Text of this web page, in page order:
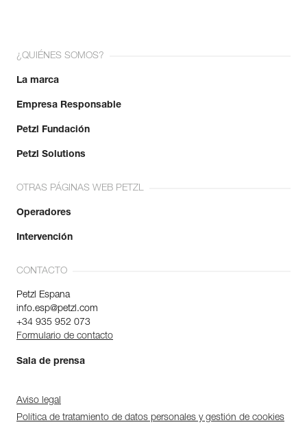
¿QUIÉNES SOMOS?
La marca
Empresa Responsable
Petzl Fundación
Petzl Solutions
OTRAS PÁGINAS WEB PETZL
Operadores
Intervención
CONTACTO
Petzl Espana
info.esp@petzl.com
+34 935 952 073
Formulario de contacto
Sala de prensa
Aviso legal
Política de tratamiento de datos personales y gestión de cookies